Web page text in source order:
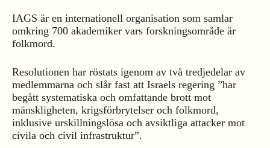
IAGS är en internationell organisation som samlar
omkring 700 akademiker vars forskningsområde är
folkmord.
Resolutionen har röstats igenom av två tredjedelar av
medlemmarna och slår fast att Israels regering ”har
begått systematiska och omfattande brott mot
mänskligheten, krigsförbrytelser och folkmord,
inklusive urskillningslösa och avsiktliga attacker mot
civila och civil infrastruktur”.